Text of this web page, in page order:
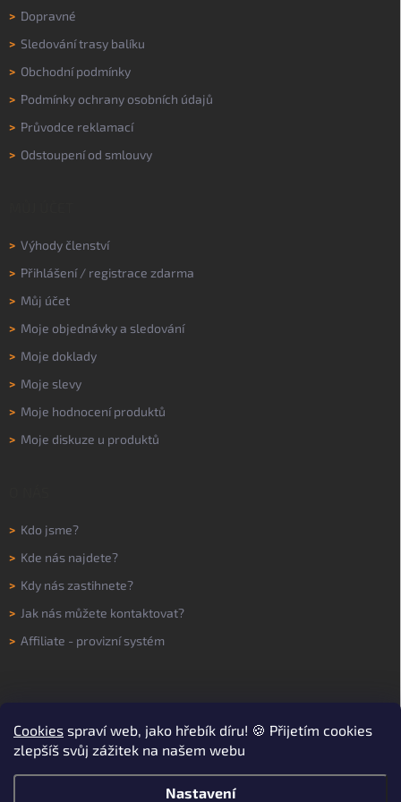
Cookies spraví web, jako hřebík díru! 🍪 Přijetím cookies
zlepšíš svůj zážitek na našem webu
Nastavení
> Dopravné
> Sledování trasy balíku
> Obchodní podmínky
> Podmínky ochrany osobních údajů
> Průvodce reklamací
> Odstoupení od smlouvy
> Výhody členství
> Přihlášení/ registrace zdarma
> Můj účet
> Moje objednávky a sledování
> Moje doklady
> Moje slevy
> Moje hodnocení produktů
> Moje diskuze u produktů
> Kdo jsme?
> Kde nás najdete?
> Kdy nás zastihnete?
> Jak nás můžete kontaktovat?
> Affiliate - provizní systém